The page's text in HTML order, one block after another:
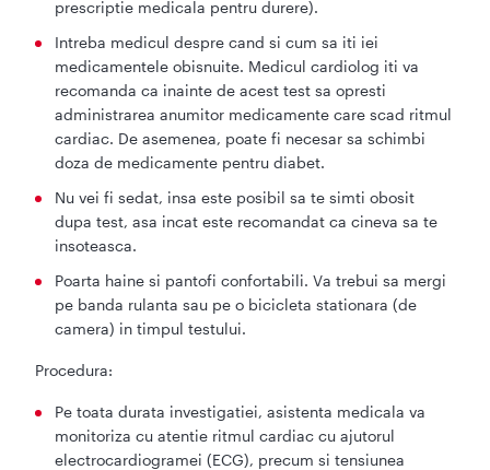
prescriptie medicala pentru durere).
Intreba medicul despre cand si cum sa iti iei
medicamentele obisnuite. Medicul cardiolog iti va
recomanda ca inainte de acest test sa opresti
administrarea anumitor medicamente care scad ritmul
cardiac. De asemenea, poate fi necesar sa schimbi
doza de medicamente pentru diabet.
Nu vei fi sedat, insa este posibil sa te simti obosit
dupa test, asa incat este recomandat ca cineva sa te
insoteasca.
Poarta haine si pantofi confortabili. Va trebui sa mergi
pe banda rulanta sau pe o bicicleta stationara (de
camera) in timpul testului.
Procedura:
Pe toata durata investigatiei, asistenta medicala va
monitoriza cu atentie ritmul cardiac cu ajutorul
electrocardiogramei (ECG), precum si tensiunea